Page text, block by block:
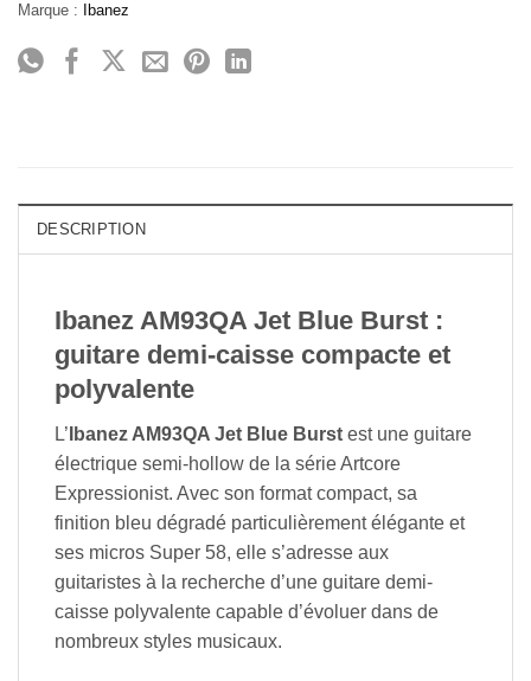
Marque : Ibanez
DESCRIPTION
Ibanez AM93QA Jet Blue Burst :
guitare demi-caisse compacte et
polyvalente
L’ Ibanez AM93QA Jet Blue Burst est une guitare
électrique semi-hollow de la série Artcore
Expressionist. Avec son format compact, sa
finition bleu dégradé particulièrement élégante et
ses micros Super 58, elle s’adresse aux
guitaristes à la recherche d’une guitare demi-
caisse polyvalente capable d’évoluer dans de
nombreux styles musicaux.